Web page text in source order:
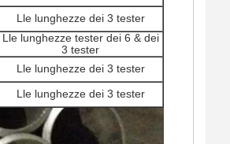
Lle lunghezze dei 3 tester
Lle lunghezze tester dei 6 & dei
3 tester
Lle lunghezze dei 3 tester
Lle lunghezze dei 3 tester